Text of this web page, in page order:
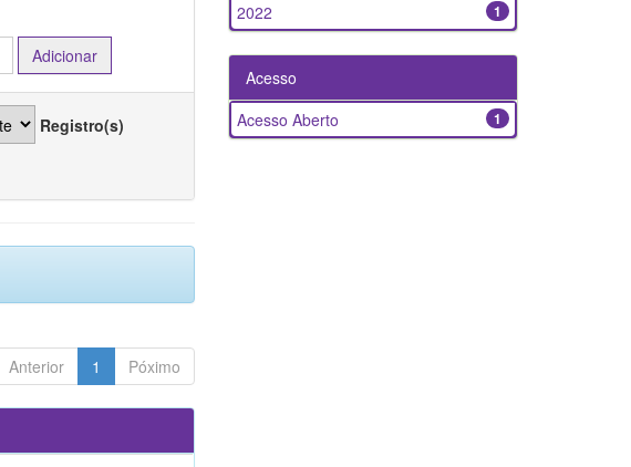
Registro(s)
Anterior 1 Póximo
1
2022
Acesso
1
Acesso Aberto